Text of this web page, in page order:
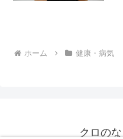
ホーム 健康・病気
クロの